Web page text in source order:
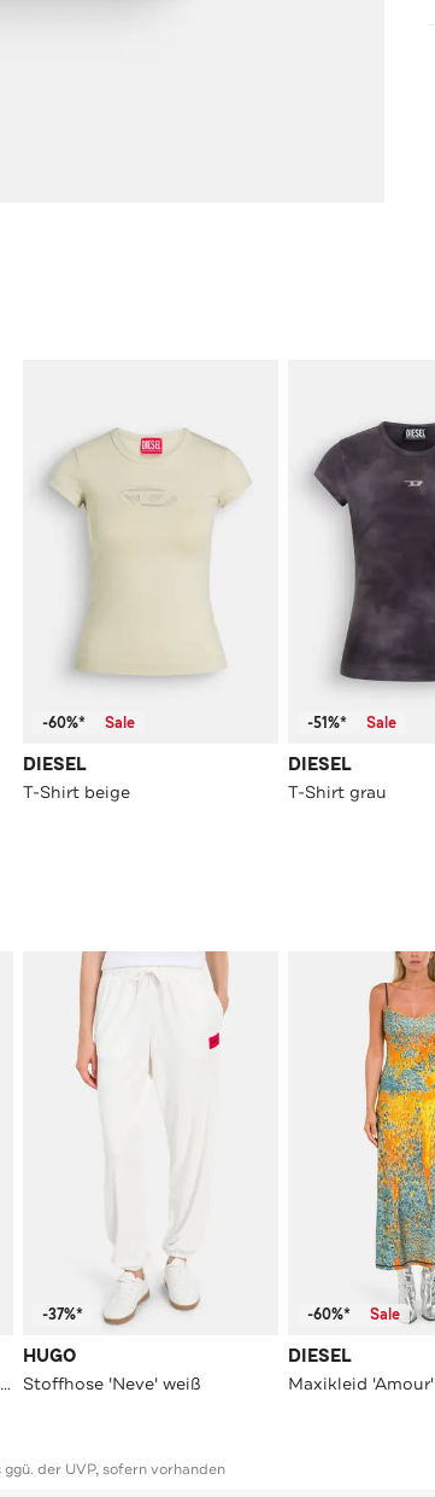
-60%* Sale
DIESEL
T-Shirt beige
-51%* Sale
DIESEL
T-Shirt grau
Strick-Longsleeve 'Banes' mehrfarbig
-37%*
HUGO
Stoffhose 'Neve' weiß
-60%* Sale
DIESEL
Maxikleid
der UVP, sofern vorhanden